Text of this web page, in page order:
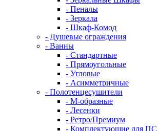
- Пеналы
- Зеркала
- Шкаф-Комод
- Душевые ограждения
- Ванны
- Стандартные
- Прямоугольные
- Угловые
- Асимметричные
- Полотенцесушители
- М-образные
- Лесенки
- Ретро/Премиум
- Комплектующие для ПС